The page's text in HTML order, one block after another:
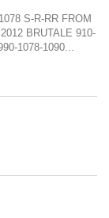
S-R-RR FROM
BRUTALE 910-
1078-1090...